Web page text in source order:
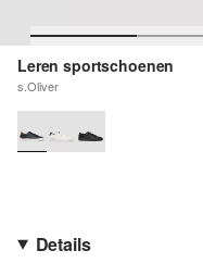
Leren sportschoenen
s.Oliver
Details